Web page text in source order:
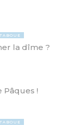
la dîme ?
Pâques !